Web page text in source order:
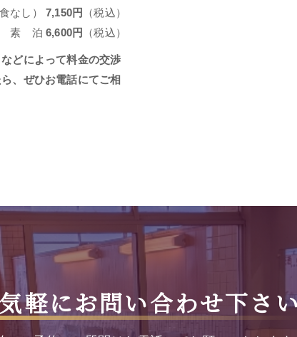
なし） 7,150円
（税込）
素 泊 6,600円 （税込）
どによって料金の交渉
、ぜひお電話にてご相
軽にお問い合わせ下さ